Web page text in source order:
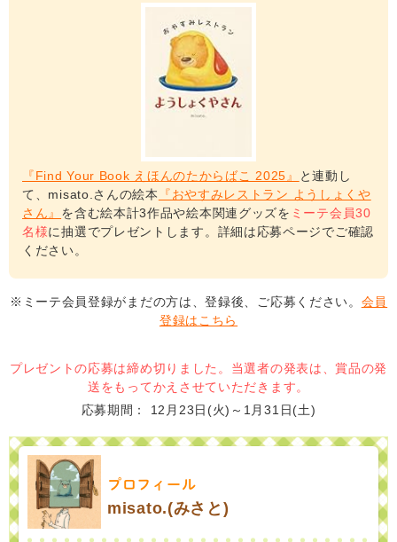
『Find Your Book えほんのたからばこ 2025』
と連動し
て、misato.さんの絵本
『おやすみレストラン ようしょくや
さん』 を含む絵本計3作品や絵本関連グッズを ミーテ会員30
名様に抽選でプレゼントします。詳細は応募ページでご確認
ください。
※ミーテ会員登録がまだの方は、登録後、ご応募ください。 会員
登録はこちら
プレゼントの応募は締め切りました。当選者の発表は、賞品の発
送をもってかえさせていただきます。
応募期間
12月23日(火)～1月31日(土)
プロフィール
misato.(みさと)